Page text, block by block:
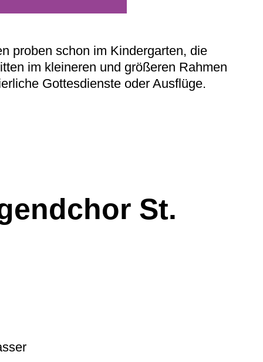
proben schon im Kindergarten, die
im kleineren und größeren Rahmen
Gottesdienste oder Ausflüge.
St.